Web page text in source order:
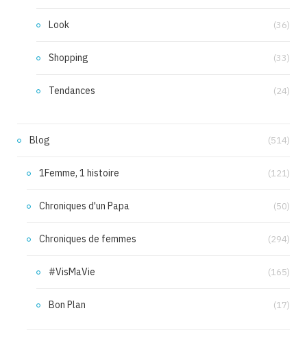
Look (36)
Shopping (33)
Tendances (24)
Blog (514)
1Femme, 1 histoire (121)
Chroniques d'un Papa (50)
Chroniques de femmes (294)
#VisMaVie (165)
Bon Plan (17)